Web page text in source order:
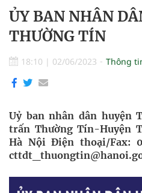
ỦY BAN NHÂN
THƯỜNG TÍN
18:10 | 02/06/2023 Thông
Uỷ ban nhân dân huyện
trấn Thường Tín-Huyện
Hà Nội Điện thoại/Fax: